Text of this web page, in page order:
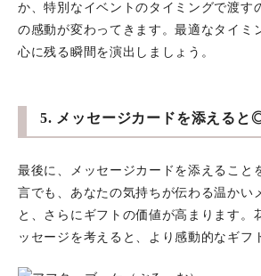
か、特別なイベントのタイミングで渡す
の感動が変わってきます。最適なタイミ
心に残る瞬間を演出しましょう。
5. メッセージカードを添えると
最後に、メッセージカードを添えること
言でも、あなたの気持ちが伝わる温かい
と、さらにギフトの価値が高まります。
ッセージを考えると、より感動的なギフ